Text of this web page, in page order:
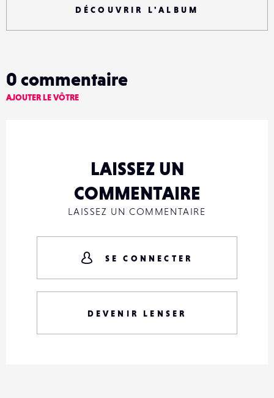
DÉCOUVRIR L'ALBUM
0 commentaire
AJOUTER LE VÔTRE
LAISSEZ UN
COMMENTAIRE
LAISSEZ UN COMMENTAIRE
SE CONNECTER
DEVENIR LENSER